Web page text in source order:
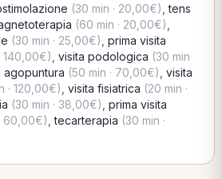
(30 min · 20,00€) ,tens
(60 min · 20,00€)
(30 min · 25,00€) prima visita
140,00€) visita podologica (30 min
agopuntura (50 min · 70,00€) visita
· 120,00€) visita fisiatrica (20 min ·
(30 min · 38,00€) prima visita
60,00€) ,tecarterapia (30 min ·